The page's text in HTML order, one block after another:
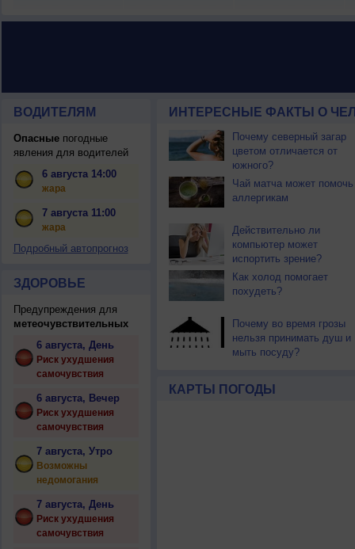
ВОДИТЕЛЯМ
Опасныепогодные
явления для водителей
6 августа 14:00
жара
7 августа 11:00
жара
Подробный автопрогноз
ЗДОРОВЬЕ
Предупреждения для
метеочувствительных
6 августа, День
Риск ухудшения
самочувствия
6 августа, Вечер
Риск ухудшения
самочувствия
7 августа, Утро
Возможны
недомогания
7 августа, День
Риск ухудшения
самочувствия
ИНТЕРЕСНЫЕ ФАКТЫ О
Почему северный загар
цветом отличается от
южного?
Чай матча может помочь
аллергикам
Действительно ли
компьютер может
испортить зрение?
Как холод помогает
похудеть?
Почему во время грозы
нельзя принимать душ и
мыть посуду?
КАРТЫ ПОГОДЫ